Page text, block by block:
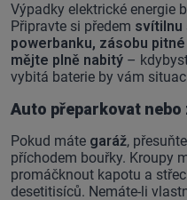
Výpadky elektrické energie
Připravte si předem svítilnu
powerbanku, zásobu
mějte plně nabitý –
vybitá baterie by vám
Auto přeparkovat
Pokud máte garáž,
příchodem bouřky. Kroupy
promáčknout kapotu a
desetitisíců. Nemáte-li